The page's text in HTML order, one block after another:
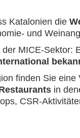
Katalonien die
und
MICE-Sektor:
finden Sie
in
CSR-